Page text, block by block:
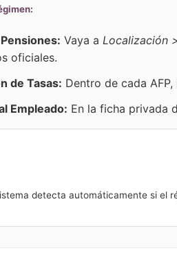
Vaya a Localización
oficiales.
de Tasas: Dentro de cada
Empleado: En la ficha privada
detecta automáticamente si el